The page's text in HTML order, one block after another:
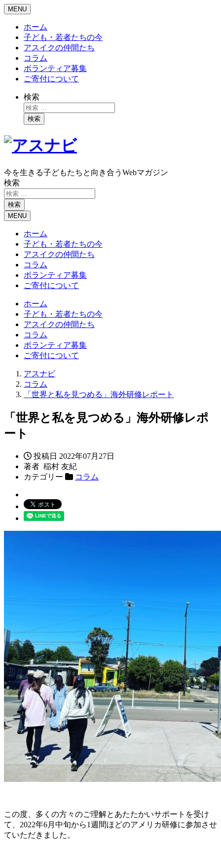
MENU
ホーム
子ども・若者たちの今
アスイクの仲間たち
コラム
ボランティア募集
ご寄付について
検索
検索
今を生きる子どもたちと向き合うWebマガジン
検索
検索
MENU
ホーム
子ども・若者たちの今
アスイクの仲間たち
コラム
ボランティア募集
ご寄付について
ホーム
子ども・若者たちの今
アスイクの仲間たち
コラム
ボランティア募集
ご寄付について
アスナビ
コラム
「世界と私を見つめる」海外研修レポート
「世界と私を見つめる」海外研修レポ
ート
投稿日 2022年07月27日
著者 稲村 友紀
カテゴリー
コラム
この度、多くの方々のご理解とあたたかいサポートを受け
て、2022年6月中旬から1週間ほどのアメリカ研修に参加させ
ていただきました。